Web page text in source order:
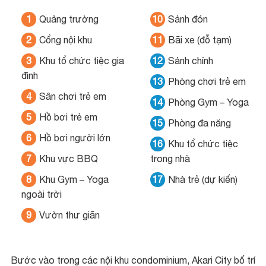
1
Quảng trường
2
Cổng nội khu
3
Khu tổ chức tiệc gia
đình
4
Sân chơi trẻ em
5
Hồ bơi trẻ em
6
Hồ bơi người lớn
7
Khu vực BBQ
8
Khu Gym – Yoga
ngoài trời
9
Vườn thư giãn
10 Sảnh đón
11
Bãi xe (đỗ tạm)
12 Sảnh chính
13
Phòng chơi trẻ em
14
Phòng Gym – Yoga
15
Phòng đa năng
16
Khu tổ chức tiệc
trong nhà
17
Nhà trẻ (dự kiến)
Bước vào trong các nội khu condominium, Akari City bố trí